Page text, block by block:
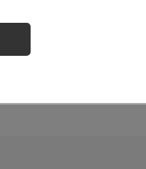
ンネルを網羅した番組